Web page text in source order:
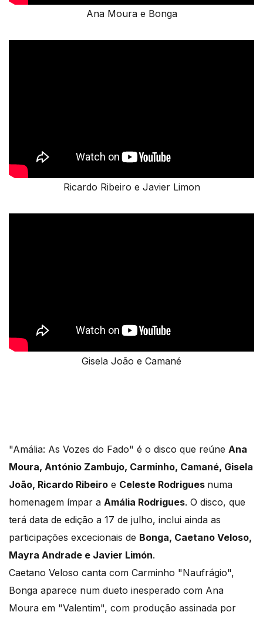
Ana Moura e Bonga
Ricardo Ribeiro e Javier Limon
Gisela João e Camané
"Amália: As Vozes do Fado" é o disco que reúne Ana
Moura, António Zambujo, Carminho, Camané, Gisela
João, Ricardo Ribeiro e Celeste Rodrigues numa
homenagem ímpar a Amália Rodrigues. O disco, que
terá data de edição a 17 de julho, inclui ainda as
participações excecionais de Bonga, Caetano Veloso,
Mayra Andrade e Javier Limón.
Caetano Veloso canta com Carminho "Naufrágio",
Bonga aparece num dueto inesperado com Ana
Moura em "Valentim", com produção assinada por